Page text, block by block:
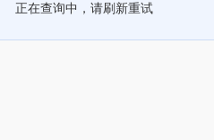
正在查询中，请刷新重试